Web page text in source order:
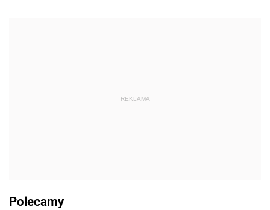
REKLAMA
Polecamy